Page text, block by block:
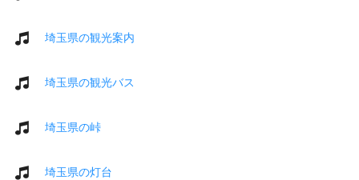
埼玉県の観光案内
埼玉県の観光バス
埼玉県の峠
埼玉県の灯台